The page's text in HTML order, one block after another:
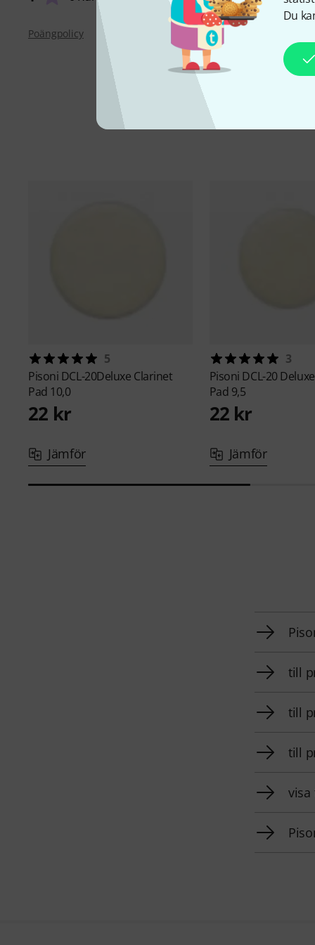
Du
Poängpolicy
5
Pisoni DCL-20Deluxe Clarinet
Pad 10,0
22 kr
Jämför
3
Pisoni DCL-20
Pad 9,5
22 kr
Jämför
till
till
till